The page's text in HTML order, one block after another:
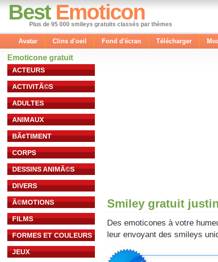
Best Emoticon
Plus de 95 000 smileys gratuits classés par thèmes
Avatar Clins d'oeil Fond d'écran Télécharger
Emoticone gratuit
ACTEURS
ACTIVITÃ©S
ADULTES
ANIMAUX
BÃ¢TIMENT
CORPS
DESSINS ANIMÃ©S
DIVERS
Ã©MOTIONS
FILMS
FORMES ET COULEURS
JEUX
Smiley gratuit
Des emoticones à votre
leur envoyant des smileys